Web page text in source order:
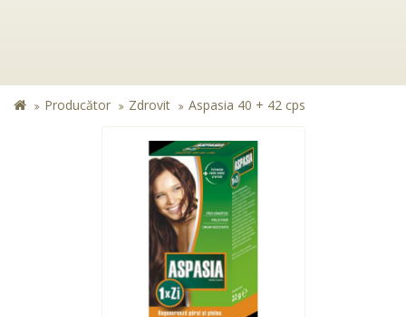
Producător Zdrovit Aspasia 40 + 42 cps